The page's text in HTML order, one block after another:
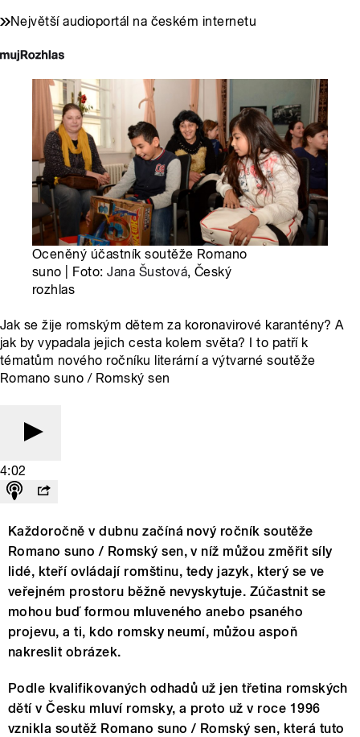
Největší audioportál na českém internetu
Oceněný účastník soutěže Romano
suno | Foto:Jana Šustová, Český
rozhlas
Jak se žije romským dětem za koronavirové karantény? A
jak by vypadala jejich cesta kolem světa? I to patří k
tématům nového ročníku literární a výtvarné soutěže
Romano suno / Romský sen
4:02
Každoročně v dubnu začíná nový ročník soutěže
Romano suno / Romský sen, v níž můžou změřit síly
lidé, kteří ovládají romštinu, tedy jazyk, který se ve
veřejném prostoru běžně nevyskytuje. Zúčastnit se
mohou buď formou mluveného anebo psaného
projevu, a ti, kdo romsky neumí, můžou aspoň
nakreslit obrázek.
Podle kvalifikovaných odhadů už jen třetina romských
dětí v Česku mluví romsky, a proto už v roce 1996
vznikla soutěž Romano suno / Romský sen, která tuto